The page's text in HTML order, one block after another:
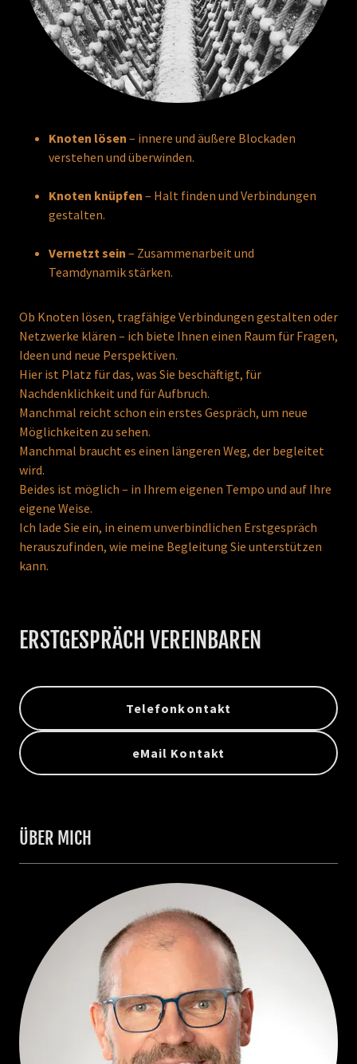
Knoten lösen – innere und äußere Blockaden
verstehen und überwinden.
Knoten knüpfen – Halt finden und Verbindungen
gestalten.
Vernetzt sein – Zusammenarbeit und
Teamdynamik stärken.
Ob Knoten lösen, tragfähige Verbindungen gestalten oder
Netzwerke klären – ich biete Ihnen einen Raum für Fragen,
Ideen und neue Perspektiven.
Hier ist Platz für das, was Sie beschäftigt, für
Nachdenklichkeit und für Aufbruch.
Manchmal reicht schon ein erstes Gespräch, um neue
Möglichkeiten zu sehen.
Manchmal braucht es einen längeren Weg, der begleitet
wird.
Beides ist möglich – in Ihrem eigenen Tempo und auf Ihre
eigene Weise.
Ich lade Sie ein, in einem unverbindlichen Erstgespräch
herauszufinden, wie meine Begleitung Sie unterstützen
kann.
ERSTGESPRÄCH VEREINBAREN
Telefonkontakt
eMail Kontakt
ÜBER MICH